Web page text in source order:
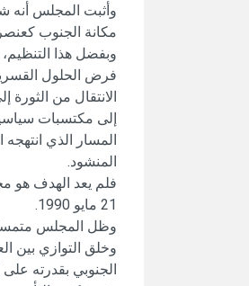
وأثبت المجلس أنه
مكانة الجنوب
وبفضل هذا
فرض الحلول
الانتقال من الثورة
إلى مكتسبات
المسار الذي
المنشود.
فلم يعد الهدف هو
21 مايو 1990.
وظل المجلس
وخلق التوازي بين
الجنوبي بقدرته على